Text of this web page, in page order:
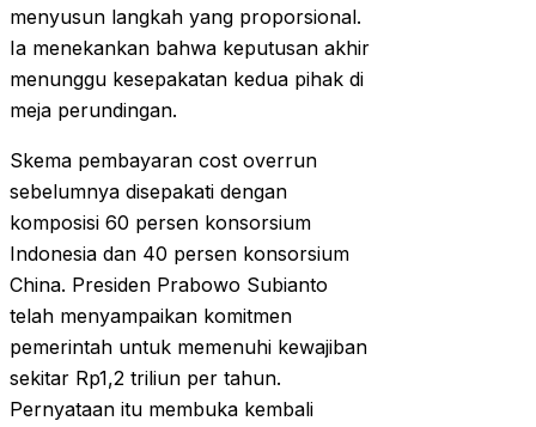
menyusun langkah yang proporsional.
Ia menekankan bahwa keputusan akhir
menunggu kesepakatan kedua pihak di
meja perundingan.
Skema pembayaran cost overrun
sebelumnya disepakati dengan
komposisi 60 persen konsorsium
Indonesia dan 40 persen konsorsium
China. Presiden Prabowo Subianto
telah menyampaikan komitmen
pemerintah untuk memenuhi kewajiban
sekitar Rp1,2 triliun per tahun.
Pernyataan itu membuka kembali